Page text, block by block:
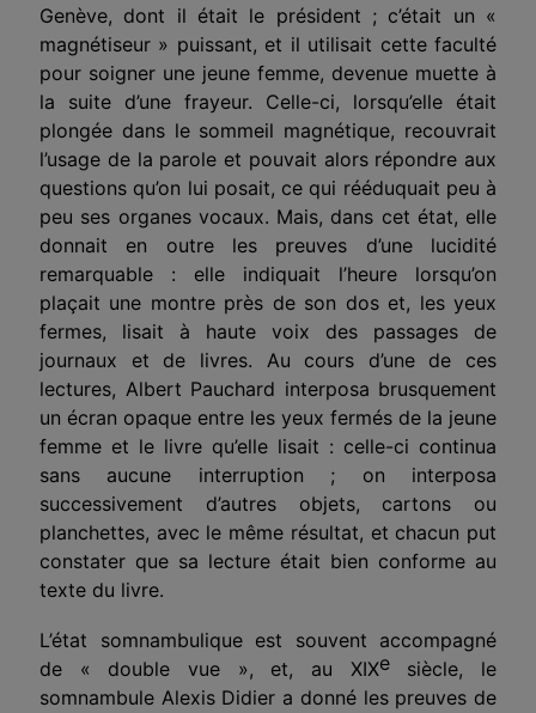
Genève, dont il était le président ; c’était un «
magnétiseur » puissant, et il utilisait cette faculté
pour soigner une jeune femme, devenue muette à
la suite d’une frayeur. Celle-ci, lorsqu’elle était
plongée dans le sommeil magnétique, recouvrait
l’usage de la parole et pouvait alors répondre aux
questions qu’on lui posait, ce qui rééduquait peu à
peu ses organes vocaux. Mais, dans cet état, elle
donnait en outre les preuves d’une lucidité
remarquable : elle indiquait l’heure lorsqu’on
plaçait une montre près de son dos et, les yeux
fermes, lisait à haute voix des passages de
journaux et de livres. Au cours d’une de ces
lectures, Albert Pauchard interposa brusquement
un écran opaque entre les yeux fermés de la jeune
femme et le livre qu’elle lisait : celle-ci continua
sans aucune interruption ; on interposa
successivement d’autres objets, cartons ou
planchettes, avec le même résultat, et chacun put
constater que sa lecture était bien conforme au
texte du livre.
L’état somnambulique est souvent accompagné
de « double vue », et, au XIXesiècle, le
somnambule Alexis Didier a donné les preuves de